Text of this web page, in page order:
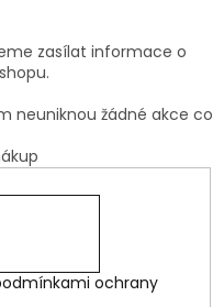
zasílat informace o
neuniknou žádné akce co
ochrany